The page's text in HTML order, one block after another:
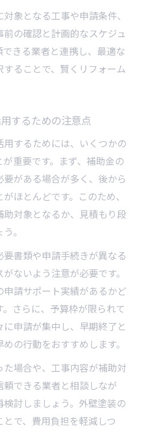
象となる工事や申請条件、
の確認と計画的なスケジュ
きる業者と連携し、最適な
ることで、賢くリフォーム
するための注意点
するためには、いくつかの
重要です。まず、補助金の
がある場合が多く、後から
ほとんどです。このため、
対象となるか、見積もり段
。
書類や申請手続きが異なる
ないよう注意が必要です。
請サポート実績があるかど
さらに、予算枠が限られて
申請が集中し、早期終了と
の行動をおすすめします。
場合や、工事内容が補助対
できる業者と相談しなが
討しましょう。外壁塗装の
で、費用負担を軽減しつ